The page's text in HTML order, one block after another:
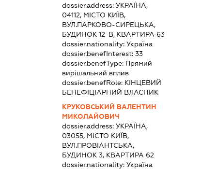
dossier.address: УКРАЇНА,
04112, МІСТО КИЇВ,
ВУЛ.ПАРКОВО-СИРЕЦЬКА,
БУДИНОК 12-В, КВАРТИРА 63
dossier.nationality: Україна
dossier.benefInterest: 33
dossier.benefType: Прямий
вирішальний вплив
dossier.benefRole: КІНЦЕВИЙ
БЕНЕФІЦІАРНИЙ ВЛАСНИК
КРУКОВСЬКИЙ ВАЛЕНТИН
МИКОЛАЙОВИЧ
dossier.address: УКРАЇНА,
03055, МІСТО КИЇВ,
ВУЛ.ПРОВІАНТСЬКА,
БУДИНОК 3, КВАРТИРА 62
dossier.nationality: Україна